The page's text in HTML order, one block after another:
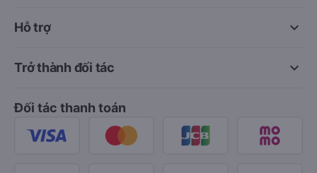
keyboard_arrow_down
Hỗ trợ
keyboard_arrow_down
Trở thành đối tác
Đối tác thanh toán